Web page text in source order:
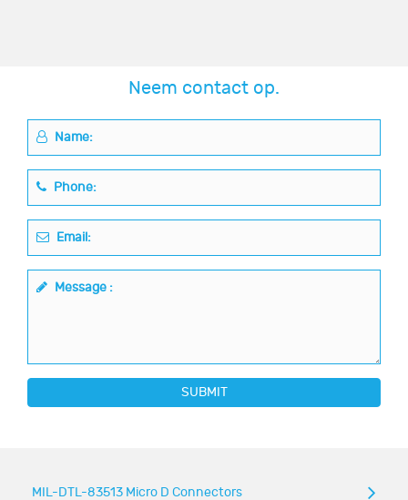
Neem contact op.
Name:
Phone:
Email:
Message :
SUBMIT
MIL-DTL-83513 Micro D Connectors